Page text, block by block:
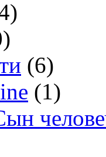
(6)
(1)